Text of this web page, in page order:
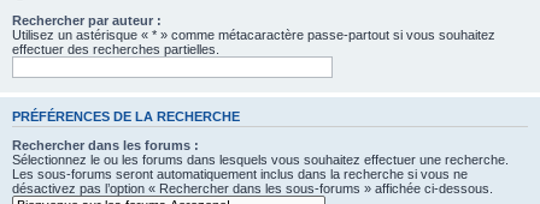
Rechercher par auteur :
Utilisez un astérisque « * » comme métacaractère passe-partout si vous souhaitez
effectuer des recherches partielles.
PRÉFÉRENCES DE LA RECHERCHE
Rechercher dans les forums :
Sélectionnez le ou les forums dans lesquels vous souhaitez effectuer une recherche.
Les sous-forums seront automatiquement inclus dans la recherche si vous ne
désactivez pas l’option « Rechercher dans les sous-forums » affichée ci-dessous.